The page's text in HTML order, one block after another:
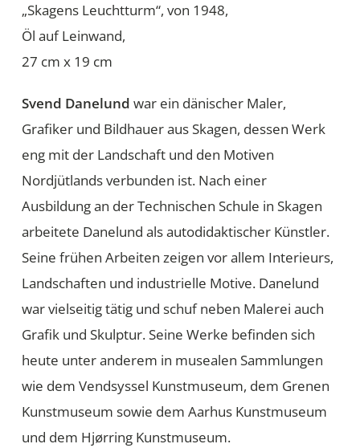
„Skagens Leuchtturm“, von 1948,
Öl auf Leinwand,
27 cm x 19 cm
Svend Danelund war ein dänischer Maler,
Grafiker und Bildhauer aus Skagen, dessen Werk
eng mit der Landschaft und den Motiven
Nordjütlands verbunden ist. Nach einer
Ausbildung an der Technischen Schule in Skagen
arbeitete Danelund als autodidaktischer Künstler.
Seine frühen Arbeiten zeigen vor allem Interieurs,
Landschaften und industrielle Motive. Danelund
war vielseitig tätig und schuf neben Malerei auch
Grafik und Skulptur. Seine Werke befinden sich
heute unter anderem in musealen Sammlungen
wie dem Vendsyssel Kunstmuseum, dem Grenen
Kunstmuseum sowie dem Aarhus Kunstmuseum
und dem Hjørring Kunstmuseum.